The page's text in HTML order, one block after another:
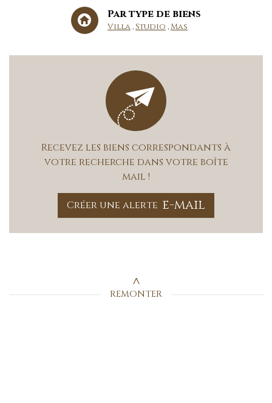
Par type de biens
Villa Studio Mas
Recevez les biens correspondants à
votre recherche dans votre boîte
mail !
Créer une alerte e-mail
REMONTER